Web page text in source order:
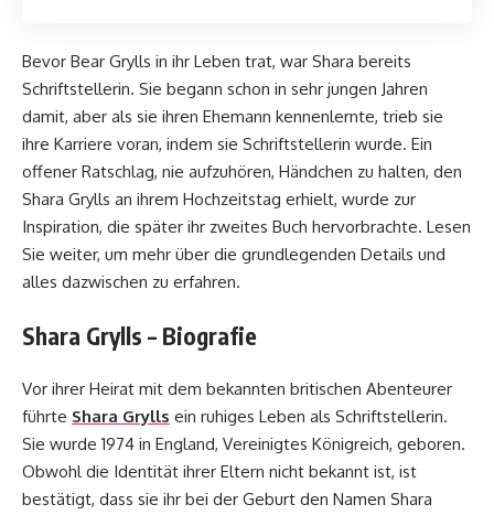
Bevor Bear Grylls in ihr Leben trat, war Shara bereits
Schriftstellerin. Sie begann schon in sehr jungen Jahren
damit, aber als sie ihren Ehemann kennenlernte, trieb sie
ihre Karriere voran, indem sie Schriftstellerin wurde. Ein
offener Ratschlag, nie aufzuhören, Händchen zu halten, den
Shara Grylls an ihrem Hochzeitstag erhielt, wurde zur
Inspiration, die später ihr zweites Buch hervorbrachte. Lesen
Sie weiter, um mehr über die grundlegenden Details und
alles dazwischen zu erfahren.
Shara Grylls – Biografie
Vor ihrer Heirat mit dem bekannten britischen Abenteurer
führte Shara Grylls ein ruhiges Leben als Schriftstellerin.
Sie wurde 1974 in England, Vereinigtes Königreich, geboren.
Obwohl die Identität ihrer Eltern nicht bekannt ist, ist
bestätigt, dass sie ihr bei der Geburt den Namen Shara